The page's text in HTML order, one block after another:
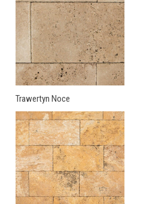
Trawertyn Noce